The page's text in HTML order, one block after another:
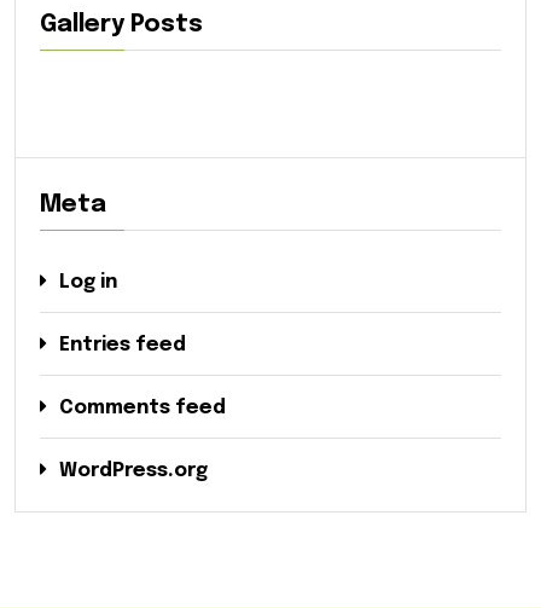
Gallery Posts
Meta
Log in
Entries feed
Comments feed
WordPress.org